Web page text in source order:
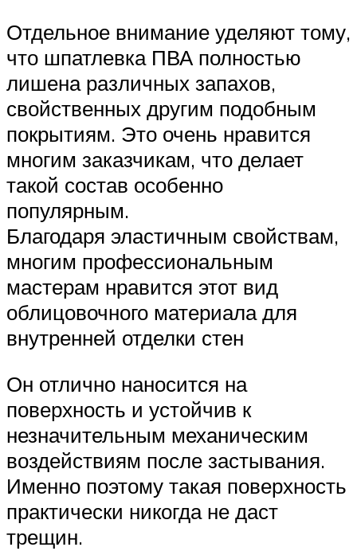
Отдельное внимание уделяют тому,
что шпатлевка ПВА полностью
лишена различных запахов,
свойственных другим подобным
покрытиям. Это очень нравится
многим заказчикам, что делает
такой состав особенно
популярным.
Благодаря эластичным свойствам,
многим профессиональным
мастерам нравится этот вид
облицовочного материала для
внутренней отделки стен
Он отлично наносится на
поверхность и устойчив к
незначительным механическим
воздействиям после застывания.
Именно поэтому такая поверхность
практически никогда не даст
трещин.